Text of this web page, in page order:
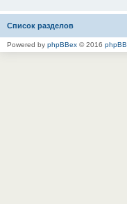
Список разделов
Powered by phpBBex © 2016 phpBB